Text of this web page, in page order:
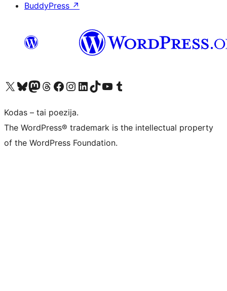
BuddyPress ↗
Visit our X (formerly Twitter) account
Apsilankykite mūsų Bluesky paskyroje
Visit our Mastodon account
Apsilankykite mūsų Threads paskyroje
Visit our Facebook page
Visit our Instagram account
Visit our LinkedIn account
Apsilankykite mūsų TikTok paskyroje
Visit our YouTube channel
Apsilankykite mūsų Tumblr paskyroje
Kodas – tai poezija.
The WordPress® trademark is the intellectual property
of the WordPress Foundation.